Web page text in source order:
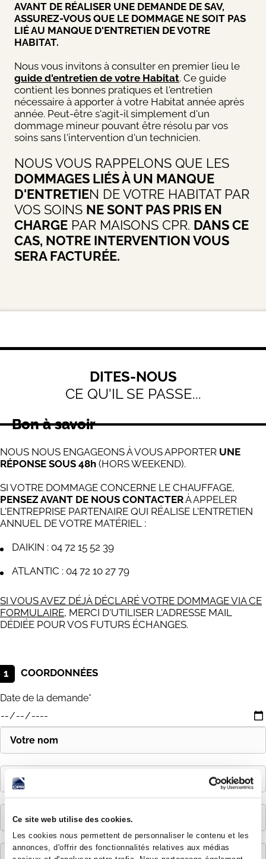
Ce site web utilise des cookies.
Les cookies nous permettent de personnaliser le contenu et les
annonces, d'offrir des fonctionnalités relatives aux médias
AVANT DE RÉALISER UNE DEMANDE DE SAV,
ASSUREZ-VOUS QUE LE DOMMAGE NE SOIT PAS
LIÉ AU MANQUE D'ENTRETIEN DE VOTRE
HABITAT.
Nous vous invitons à consulter en premier lieu le
guide d'entretien de votre Habitat. Ce guide
contient les bonnes pratiques et l'entretien
nécessaire à apporter à votre Habitat année après
année. Peut-être s'agit-il simplement d'un
dommage mineur pouvant être résolu par vos
soins sans l'intervention d'un technicien.
NOUS VOUS RAPPELONS QUE LES
DOMMAGES LIÉS À UN MANQUE
D'ENTRETIEN DE VOTRE HABITAT PAR
VOS SOINS NE SONT PAS PRIS EN
CHARGE PAR MAISONS CPR. DANS CE
CAS, NOTRE INTERVENTION VOUS
SERA FACTURÉE.
DITES-NOUS
CE QU'IL SE PASSE...
Bon à savoir
NOUS NOUS ENGAGEONS À VOUS APPORTER UNE
RÉPONSE SOUS 48h (HORS WEEKEND).
SI VOTRE DOMMAGE CONCERNE LE CHAUFFAGE,
PENSEZ AVANT DE NOUS CONTACTERÀ APPELER
L'ENTREPRISE PARTENAIRE QUI RÉALISE L'ENTRETIEN
ANNUEL DE VOTRE MATÉRIEL :
DAIKIN : 04 72 15 52 39
ATLANTIC : 04 72 10 27 79
SI VOUS AVEZ DÉJÀ DÉCLARÉ VOTRE DOMMAGE VIA CE
FORMULAIRE, MERCI D'UTILISER L'ADRESSE MAIL
DÉDIÉE POUR VOS FUTURS ÉCHANGES.
1 COORDONNÉES
Date de la demande*